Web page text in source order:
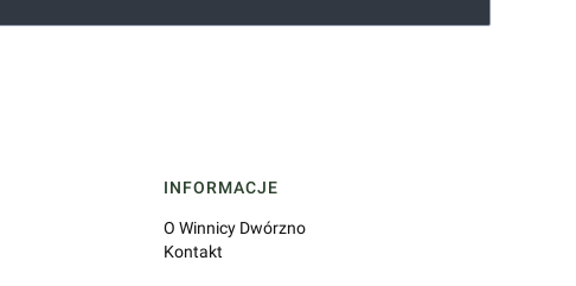
INFORMACJE
O Winnicy Dwórzno
Kontakt